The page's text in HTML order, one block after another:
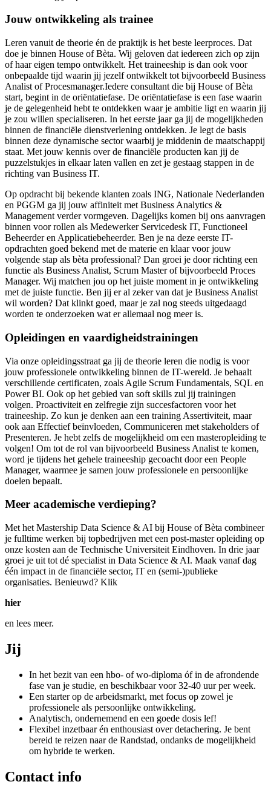
Jouw ontwikkeling als trainee
Leren vanuit de theorie én de praktijk is het beste leerproces. Dat
doe je binnen House of Bèta. Wij geloven dat iedereen zich op zijn
of haar eigen tempo ontwikkelt. Het traineeship is dan ook voor
onbepaalde tijd waarin jij jezelf ontwikkelt tot bijvoorbeeld Business
Analist of Procesmanager.Iedere consultant die bij House of Bèta
start, begint in de oriëntatiefase. De oriëntatiefase is een fase waarin
je de gelegenheid hebt te ontdekken waar je ambitie ligt en waarin jij
je zou willen specialiseren. In het eerste jaar ga jij de mogelijkheden
binnen de financiële dienstverlening ontdekken. Je legt de basis
binnen deze dynamische sector waarbij je middenin de maatschappij
staat. Met jouw kennis over de financiële producten kan jij de
puzzelstukjes in elkaar laten vallen en zet je gestaag stappen in de
richting van Business IT.
Op opdracht bij bekende klanten zoals ING, Nationale Nederlanden
en PGGM ga jij jouw affiniteit met Business Analytics &
Management verder vormgeven. Dagelijks komen bij ons aanvragen
binnen voor rollen als Medewerker Servicedesk IT, Functioneel
Beheerder en Applicatiebeheerder. Ben je na deze eerste IT-
opdrachten goed bekend met de materie en klaar voor jouw
volgende stap als bèta professional? Dan groei je door richting een
functie als Business Analist, Scrum Master of bijvoorbeeld Proces
Manager. Wij matchen jou op het juiste moment in je ontwikkeling
met de juiste functie. Ben jij er al zeker van dat je Business Analist
wil worden? Dat klinkt goed, maar je zal nog steeds uitgedaagd
worden te onderzoeken wat er allemaal nog meer is.
Opleidingen en vaardigheidstrainingen
Via onze opleidingsstraat ga jij de theorie leren die nodig is voor
jouw professionele ontwikkeling binnen de IT-wereld. Je behaalt
verschillende certificaten, zoals Agile Scrum Fundamentals, SQL en
Power BI. Ook op het gebied van soft skills zul jij trainingen
volgen. Proactiviteit en zelfregie zijn succesfactoren voor het
traineeship. Zo kun je denken aan een training Assertiviteit, maar
ook aan Effectief beïnvloeden, Communiceren met stakeholders of
Presenteren. Je hebt zelfs de mogelijkheid om een masteropleiding te
volgen! Om tot de rol van bijvoorbeeld Business Analist te komen,
word je tijdens het gehele traineeship gecoacht door een People
Manager, waarmee je samen jouw professionele en persoonlijke
doelen bepaalt.
Meer academische verdieping?
Met het Mastership Data Science & AI bij House of Bèta combineer
je fulltime werken bij topbedrijven met een post-master opleiding op
onze kosten aan de Technische Universiteit Eindhoven. In drie jaar
groei je uit tot dé specialist in Data Science & AI. Maak vanaf dag
één impact in de financiële sector, IT en (semi-)publieke
organisaties. Benieuwd? Klik
hier
en lees meer.
Jij
In het bezit van een hbo- of wo-diploma óf in de afrondende
fase van je studie, en beschikbaar voor 32-40 uur per week.
Een starter op de arbeidsmarkt, met focus op zowel je
professionele als persoonlijke ontwikkeling.
Analytisch, ondernemend en een goede dosis lef!
Flexibel inzetbaar én enthousiast over detachering. Je bent
bereid te reizen naar de Randstad, ondanks de mogelijkheid
om hybride te werken.
Contact info